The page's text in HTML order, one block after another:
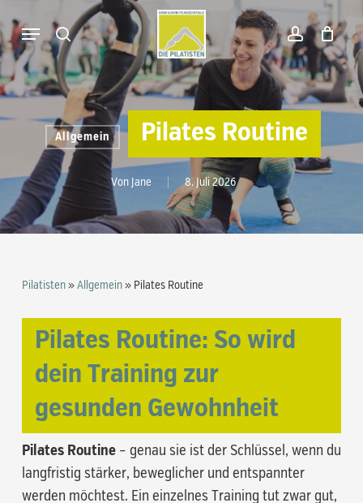
to
main
content
search account
Menu
Warenkorb
Close
Cart
Allgemein Pilates Routine
Von Jane 8. Juli 2026
Pilatisten» Allgemein» Pilates Routine
Pilates Routine: So wird
dein Training zur
gesunden Gewohnheit
Pilates Routine– genau sie ist der Schlüssel, wenn du
langfristig stärker, beweglicher und entspannter
werden möchtest. Ein einzelnes Training tut zwar gut,